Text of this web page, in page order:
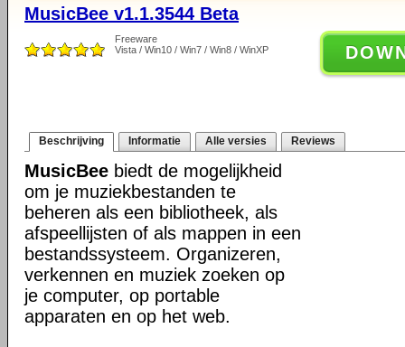
MusicBee v1.1.3544 Beta
Freeware
Vista / Win10 / Win7 / Win8 / WinXP
Beschrijving Informatie Alle versies Reviews
MusicBee biedt de mogelijkheid
om je muziekbestanden te
beheren als een bibliotheek, als
afspeellijsten of als mappen in een
bestandssysteem. Organizeren,
verkennen en muziek zoeken op
je computer, op portable
apparaten en op het web.